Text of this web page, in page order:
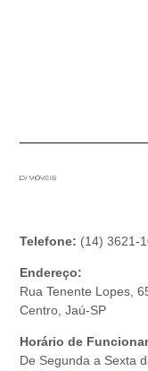
Telefone: (14) 3621-
Endereço:
Rua Tenente Lopes,
Centro, Jaú-SP
Horário de
De Segunda a Sexta